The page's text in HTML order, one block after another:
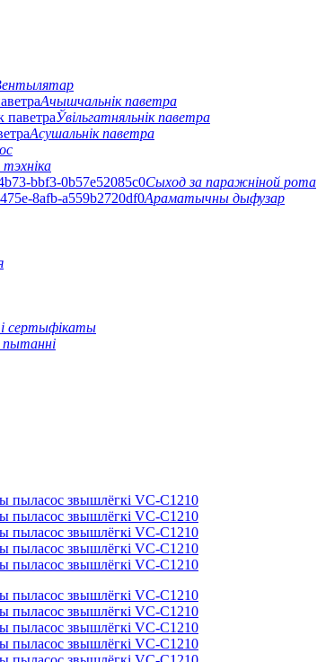
Ачышчальнік паветра
Ўвільгатняльнік паветра
Асушальнік паветра
Сыход за паражніной рота
Араматычны дыфузар
і сертыфікаты